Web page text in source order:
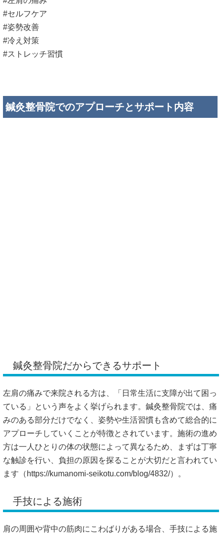
#セルフケア
#姿勢改善
#冷え対策
#ストレッチ習慣
鍼灸整骨院でのアプローチとサポート内容
鍼灸整骨院だからできるサポート
左肩の痛みで来院される方は、「日常生活に支障が出て困っ
ている」という声をよく挙げられます。鍼灸整骨院では、痛
みのある部分だけでなく、姿勢や生活習慣も含めて総合的に
アプローチしていくことが特徴とされています。施術の進め
方は一人ひとりの体の状態によって異なるため、まずは丁寧
な触診を行い、負担の原因を探ることが大切だと言われてい
ます（ https://kumanomi-seikotu.com/blog/4832/）。
手技による施術
肩の周囲や背中の筋肉にこわばりがある場合、手技による施